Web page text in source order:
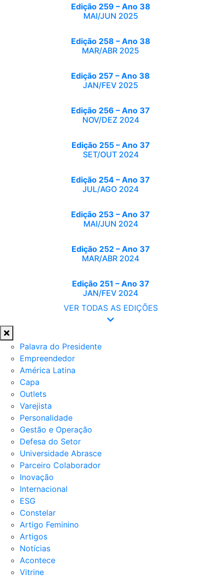
Edição 259 – Ano 38
MAI/JUN 2025
Edição 258 – Ano 38
MAR/ABR 2025
Edição 257 – Ano 38
JAN/FEV 2025
Edição 256 – Ano 37
NOV/DEZ 2024
Edição 255 – Ano 37
SET/OUT 2024
Edição 254 – Ano 37
JUL/AGO 2024
Edição 253 – Ano 37
MAI/JUN 2024
Edição 252 – Ano 37
MAR/ABR 2024
Edição 251 – Ano 37
JAN/FEV 2024
VER TODAS AS EDIÇÕES
Palavra do Presidente
Empreendedor
América Latina
Capa
Outlets
Varejista
Personalidade
Gestão e Operação
Defesa do Setor
Universidade Abrasce
Parceiro Colaborador
Inovação
Internacional
ESG
Constelar
Artigo Feminino
Artigos
Notícias
Acontece
Vitrine